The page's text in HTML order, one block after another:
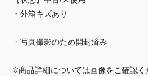
・外箱キズあり
・写真撮影のため開封済み
※商品詳細については画像をご確認く